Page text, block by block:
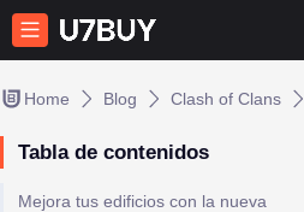
Home Blog Clash of Clans
Tabla de contenidos
Mejora tus edificios con la nueva